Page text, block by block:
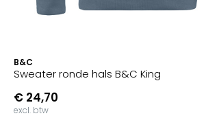
B&C
Sweater ronde hals B&C King
€ 24,70
excl. btw